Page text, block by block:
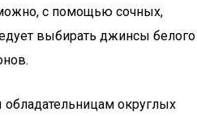
с помощью сочных,
выбирать джинсы белого
округлых